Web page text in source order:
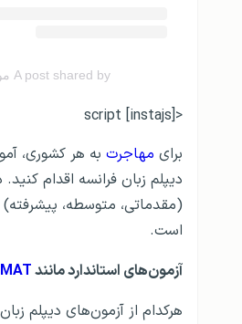
A post shared by موسسه حقوقی مهاجرتی GO2TR (@go2tr.ir)
<script [instajs]
برای مهاجرت به هر کشوری،
دیپلم زبان فرانسه اقدام
(مقدماتی، متوسطه،
است.
آزمون‌های استاندارد مانند